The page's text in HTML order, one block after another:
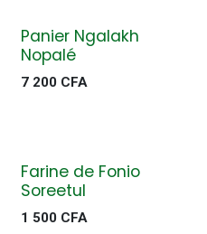
Panier Ngalakh
Nopalé
7 200 CFA
Farine de Fonio
Soreetul
1 500 CFA